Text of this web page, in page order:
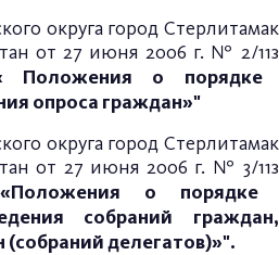
округа город Стерлитамак
от 27 июня 2006 г. № 2/11з
Положения о порядке
опроса граждан»"
округа город Стерлитамак
от 27 июня 2006 г. № 3/11з
о порядке
собраний граждан,
делегатов)»".